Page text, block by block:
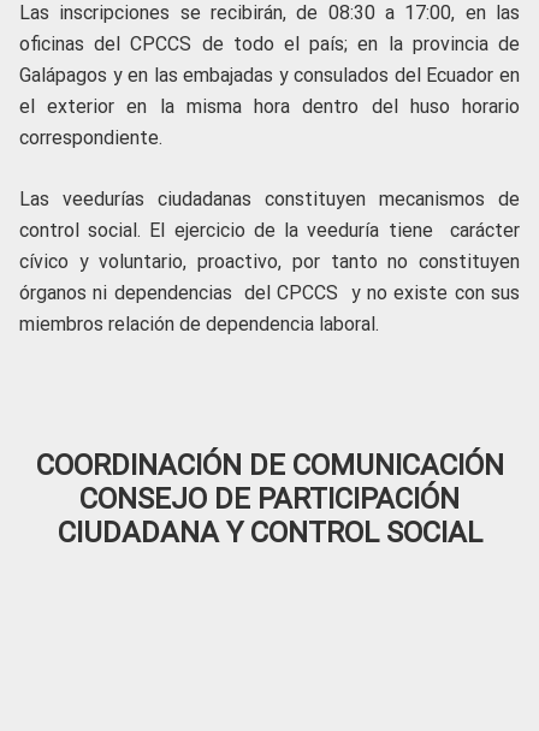
Las inscripciones se recibirán, de 08:30 a 17:00, en las
oficinas del CPCCS de todo el país; en la provincia de
Galápagos y en las embajadas y consulados del Ecuador en
el exterior en la misma hora dentro del huso horario
correspondiente.
Las veedurías ciudadanas constituyen mecanismos de
control social. El ejercicio de la veeduría tiene carácter
cívico y voluntario, proactivo, por tanto no constituyen
órganos ni dependencias del CPCCS y no existe con sus
miembros relación de dependencia laboral.
COORDINACIÓN DE COMUNICACIÓN
CONSEJO DE PARTICIPACIÓN
CIUDADANA Y CONTROL SOCIAL